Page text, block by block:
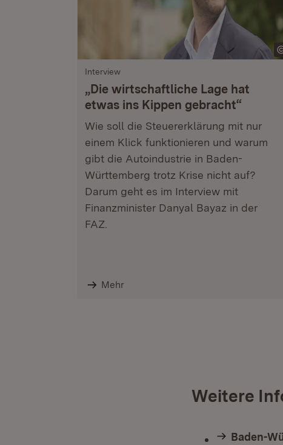
Interview
„Die wirtschaftliche Lage hat
etwas ins Kippen gebracht“
Wie soll die Steuererklärung mit nur
einem Klick funktionieren und warum
gibt die Autoindustrie in Baden-
Württemberg trotz Krise nicht auf?
Darum geht es im Interview mit
Finanzminister Danyal Bayaz in der
FAZ.
Mehr
Weitere
Baden-